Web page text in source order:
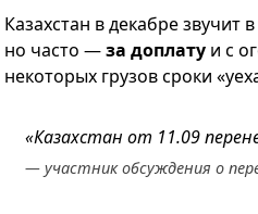
Казахстан в декабре звучит
но часто —за доплату и с
некоторых грузов сроки
«Казахстан от 11.09
— участник обсуждения о